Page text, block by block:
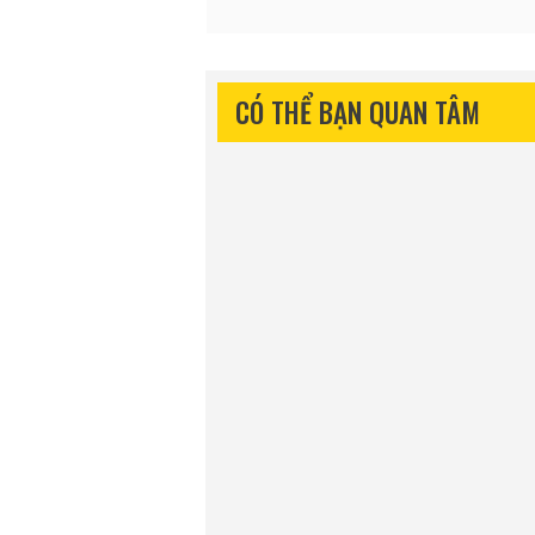
CÓ THỂ BẠN QUAN TÂM